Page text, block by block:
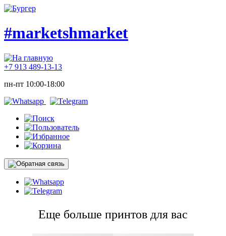
#marketshmarket
+7 913 489-13-13
пн-пт 10:00-18:00
Еще больше принтов для вас